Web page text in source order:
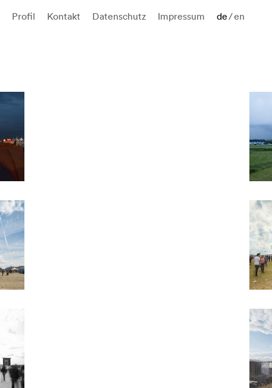
Profil Kontakt Datenschutz Impressum de/en